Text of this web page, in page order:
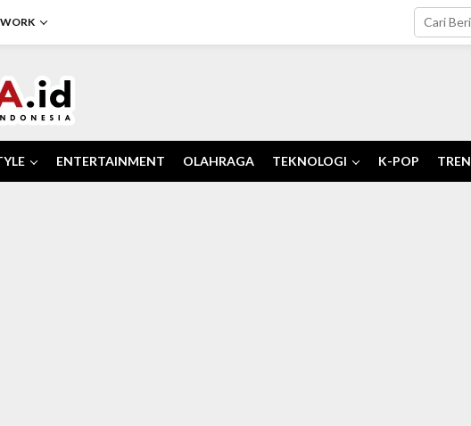
ENTERTAINMENT OLAHRAGA TEKNOLOGI K-POP TREN